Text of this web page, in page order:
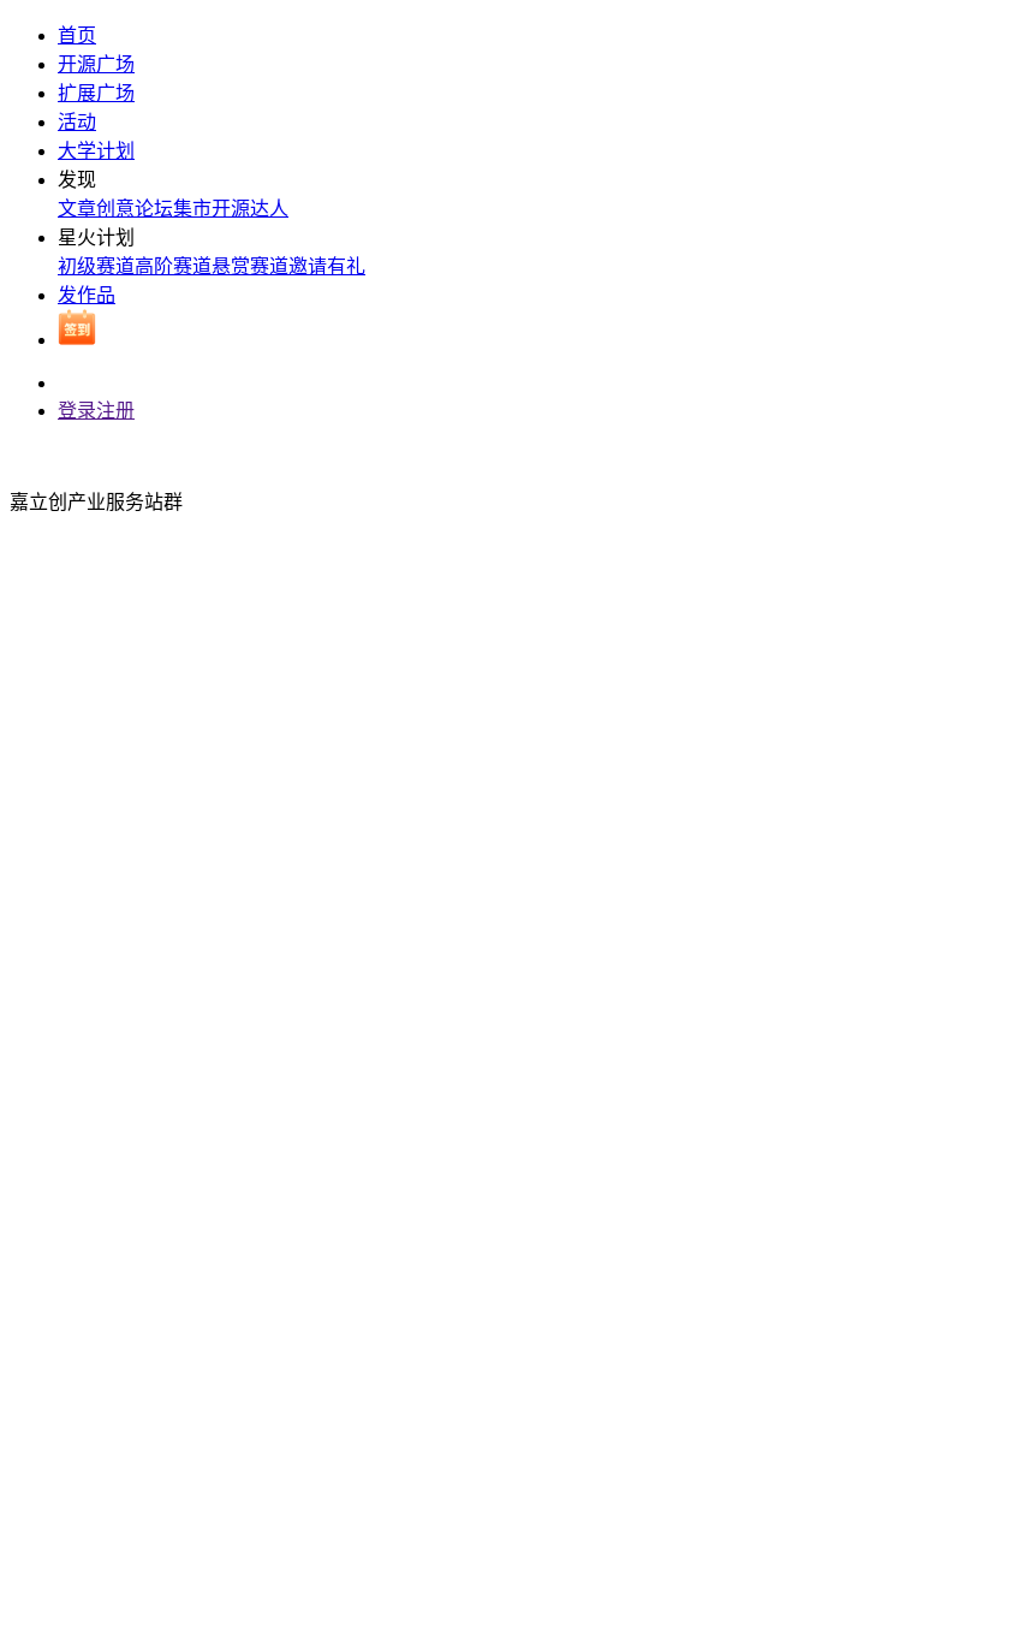
首页
开源广场
扩展广场
活动
大学计划
发现
文章创意论坛集市开源达人
星火计划
初级赛道高阶赛道悬赏赛道邀请有礼
发作品
登录注册
嘉立创产业服务站群